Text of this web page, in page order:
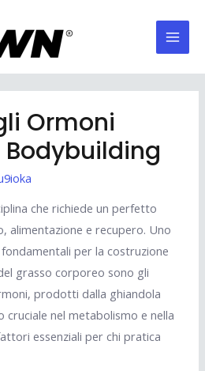
Ormoni
Bodybuilding
che richiede un perfetto
alimentazione e recupero. Uno
per la costruzione
grasso corporeo sono gli
prodotti dalla ghiandola
nel metabolismo e nella
essenziali per chi pratica